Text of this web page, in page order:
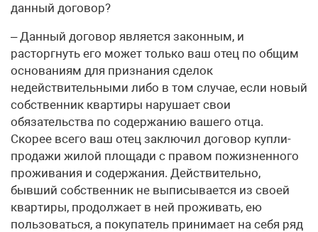
данный договор?
– Данный договор является законным, и
расторгнуть его может только ваш отец по общим
основаниям для признания сделок
недействительными либо в том случае, если новый
собственник квартиры нарушает свои
обязательства по содержанию вашего отца.
Скорее всего ваш отец заключил договор купли-
продажи жилой площади с правом пожизненного
проживания и содержания. Действительно,
бывший собственник не выписывается из своей
квартиры, продолжает в ней проживать, ею
пользоваться, а покупатель принимает на себя ряд